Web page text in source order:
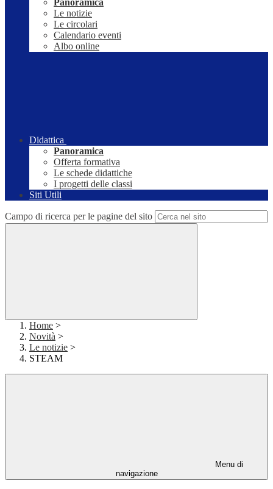
Panoramica
Le notizie
Le circolari
Calendario eventi
Albo online
Didattica
Panoramica
Offerta formativa
Le schede didattiche
I progetti delle classi
Siti Utili
Campo di ricerca per le pagine del sito
Home >
Novità >
Le notizie >
STEAM
Menu di
navigazione